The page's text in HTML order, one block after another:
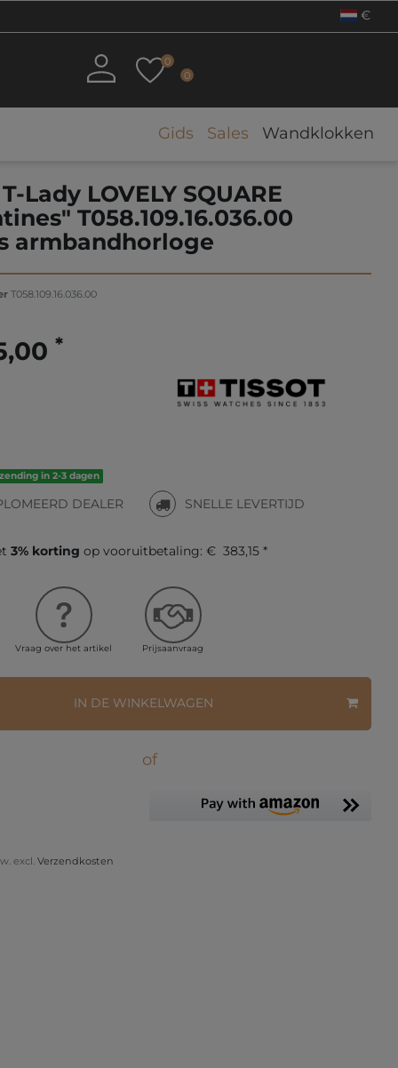
€
0
0
Gids Sales Wandklokken
Lady LOVELY SQUARE
T058.109.16.036.00
armbandhorloge
T058.109.16.036.00
*
in 2-3 dagen
DEALER SNELLE LEVERTIJD
3% korting op vooruitbetaling: € 383,15 *
Vraag over het artikel Prijsaanvraag
IN DE WINKELWAGEN
of
excl. Verzendkosten